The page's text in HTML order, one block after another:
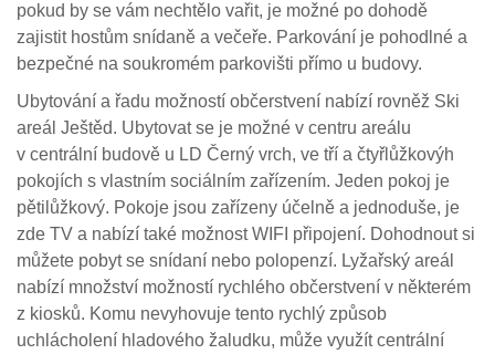
pokud by se vám nechtělo vařit, je možné po dohodě
zajistit hostům snídaně a večeře. Parkování je pohodlné a
bezpečné na soukromém parkovišti přímo u budovy.
Ubytování a řadu možností občerstvení nabízí rovněž Ski
areál Ještěd. Ubytovat se je možné v centru areálu
v centrální budově u LD Černý vrch, ve tří a čtyřlůžkovýh
pokojích s vlastním sociálním zařízením. Jeden pokoj je
pětilůžkový. Pokoje jsou zařízeny účelně a jednoduše, je
zde TV a nabízí také možnost WIFI připojení. Dohodnout si
můžete pobyt se snídaní nebo polopenzí. Lyžařský areál
nabízí množství možností rychlého občerstvení v některém
z kiosků. Komu nevyhovuje tento rychlý způsob
uchlácholení hladového žaludku, může využít centrální